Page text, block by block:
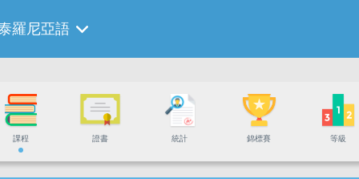
羅尼亞語
課程 證書 統計 錦標賽 等級